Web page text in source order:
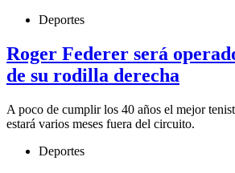
Deportes
Roger Federer será
de su rodilla derecha
A poco de cumplir los 40 años el mejor
estará varios meses fuera del circuito.
Deportes